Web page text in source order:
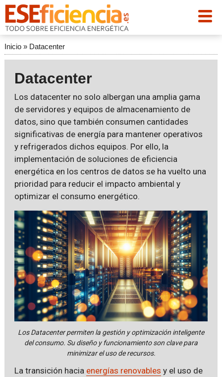
Inicio» Datacenter
Datacenter
Los datacenter no solo albergan una amplia gama
de servidores y equipos de almacenamiento de
datos, sino que también consumen cantidades
significativas de energía para mantener operativos
y refrigerados dichos equipos. Por ello, la
implementación de soluciones de eficiencia
energética en los centros de datos se ha vuelto una
prioridad para reducir el impacto ambiental y
optimizar el consumo energético.
Los Datacenter permiten la gestión y optimización inteligente
del consumo. Su diseño y funcionamiento son clave para
minimizar el uso de recursos.
La transición hacia energías renovables y el uso de